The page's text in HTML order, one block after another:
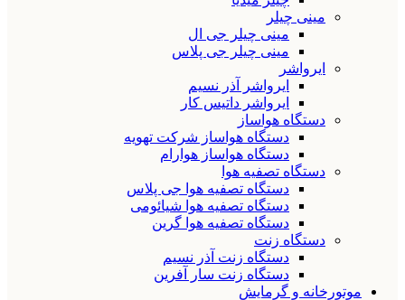
مینی چیلر
مینی چیلر جی ال
مینی چیلر جی پلاس
ایرواشر
ایرواشر آذر نسیم
ایرواشر داتیس کار
دستگاه هواساز
دستگاه هواساز شرکت تهویه
دستگاه هواساز هوارام
دستگاه تصفیه هوا
دستگاه تصفیه هوا جی پلاس
دستگاه تصفیه هوا شیائومی
دستگاه تصفیه هوا گرین
دستگاه زنت
دستگاه زنت آذر نسیم
دستگاه زنت سار آفرین
موتورخانه و گرمایش